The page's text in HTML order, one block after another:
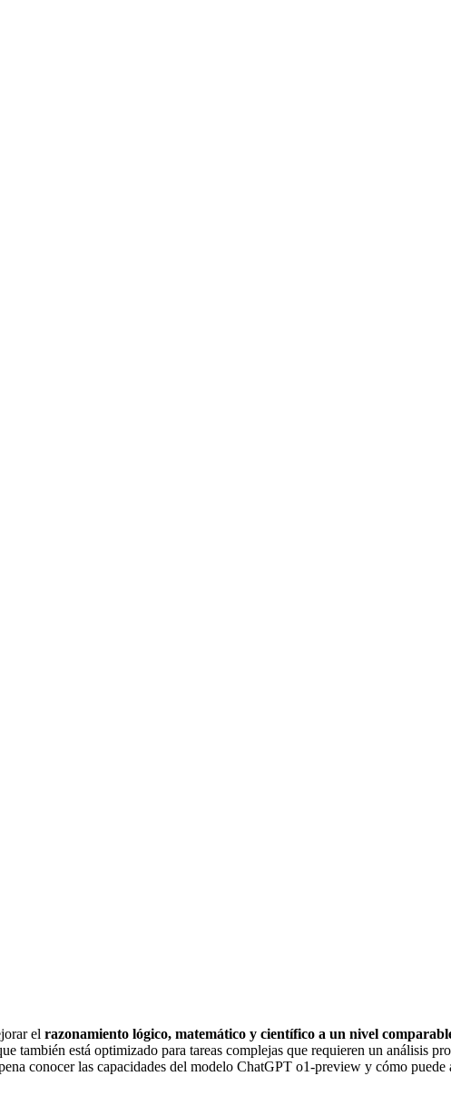
el razonamiento lógico, matemático y científico a un nivel
también está optimizado para tareas complejas que requieren un análisis
conocer las capacidades del modelo ChatGPT o1-preview y cómo puede